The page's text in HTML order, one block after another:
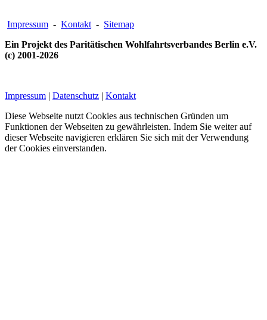
Impressum - Kontakt - Sitemap
Ein Projekt des Paritätischen Wohlfahrtsverbandes Berlin e.V.
(c) 2001-2026
Impressum | Datenschutz | Kontakt
Diese Webseite nutzt Cookies aus technischen Gründen um
Funktionen der Webseiten zu gewährleisten. Indem Sie weiter auf
dieser Webseite navigieren erklären Sie sich mit der Verwendung
der Cookies einverstanden.